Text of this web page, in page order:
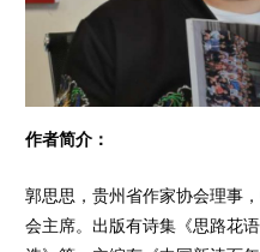
作者简介：
郭思思，贵州省作家协会理事
会主席。出版有诗集《思路花